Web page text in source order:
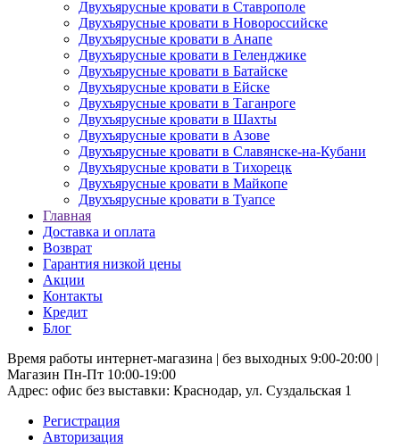
Двухъярусные кровати в Ставрополе
Двухъярусные кровати в Новороссийске
Двухъярусные кровати в Анапе
Двухъярусные кровати в Геленджике
Двухъярусные кровати в Батайске
Двухъярусные кровати в Ейске
Двухъярусные кровати в Таганроге
Двухъярусные кровати в Шахты
Двухъярусные кровати в Азове
Двухъярусные кровати в Славянске-на-Кубани
Двухъярусные кровати в Тихорецк
Двухъярусные кровати в Майкопе
Двухъярусные кровати в Туапсе
Главная
Доставка и оплата
Возврат
Гарантия низкой цены
Акции
Контакты
Кредит
Блог
Время работы интернет-магазина | без выходных 9:00-20:00 |
Магазин Пн-Пт 10:00-19:00
Адрес: офис без выставки: Краснодар, ул. Суздальская 1
Регистрация
Авторизация